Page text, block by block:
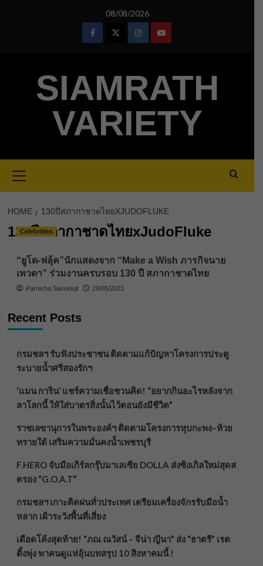
08/08/2026
FacebookTwitterInstagramYoutube
SIAMRATH
VARIETY
Menu
HOME 130ปีสภากาชาดไทยXJUDOFLUKE
130ปีสภากาชาดไทยxJudoFluke
Celebrities
“ยูโด-ฟลุ้ค”นักแสดงจาก “Make a Wish ภารกิจนาย
เทวดา” ร่วมงานครบรอบ 130 ปี สภากาชาดไทย
Parnicha Sasookjit 29/05/2023
Recent Posts
กรมชลฯ รับฟังประชาชน ติดตามแก้ปัญหาโครงการประตู
ระบายน้ำศรีสองรักฯ
‘แมน การิน’ แชร์ความเชื่อชวนคิด! “อยากกินอะไรหลังจาก
ลาโลกนี้ ให้ใส่บาตรสิ่งนั้นไว้ตอนยังมีชีวิต”
ราชเลขานุการในพระองค์ฯ ติดตามโครงการหุบกะพง–ห้วย
ทรายใต้ เสริมความมั่นคงน้ำเพชรบุรี
F.HERO จับมือเกิร์ลกรุ๊ปมาเลเซีย DOLLA ส่งซิงเกิลใหม่สุดส
ตรอง “G.O.A.T”
กรมชลฯ เกาะติดฝนทั่วประเทศ เตรียมเครื่องจักรรับมือน้ำ
หลาก เฝ้าระวังพื้นที่เสี่ยง
เดือดโค้งสุดท้าย! “ภณ ณวัสน์ – จีน่า ญีนา” ส่ง “ธาตรี” เรต
ติ้งพุ่ง พาคนดูแห่ลุ้นบทสรุป 10 สิงหาคมนี้ !